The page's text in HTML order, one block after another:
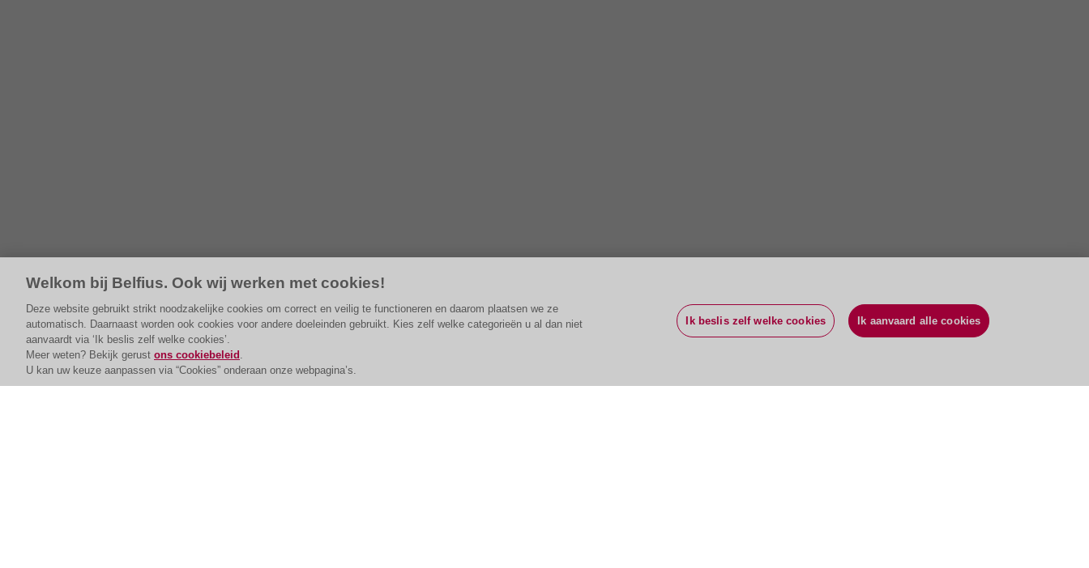
Welkom bij Belfius. Ook wij werken met cookies!
Deze website gebruikt strikt noodzakelijke cookies om correct en veilig te functioneren en daarom plaatsen we ze
automatisch. Daarnaast worden ook cookies voor andere doeleinden gebruikt. Kies zelf welke categorieën u al dan niet
aanvaardt via ‘Ik beslis zelf welke cookies’.
Meer weten? Bekijk gerust ons cookiebeleid .
U kan uw keuze aanpassen via “Cookies” onderaan onze webpagina’s.
Ik beslis zelf welke cookies Ik aanvaard alle cookies